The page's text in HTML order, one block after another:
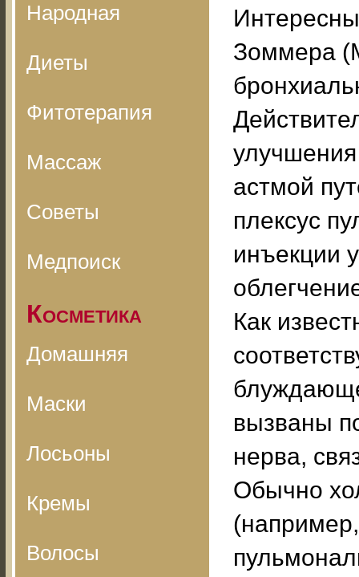
Народная
Диеты
Фитотерапия
Массаж
Советы
Медпоиск
Косметика
Домашняя
Маски
Лосьоны
Кремы
Волосы
Зоммера
астмой
плексус
инъекции
Как
вызваны
нерва,
Обычно